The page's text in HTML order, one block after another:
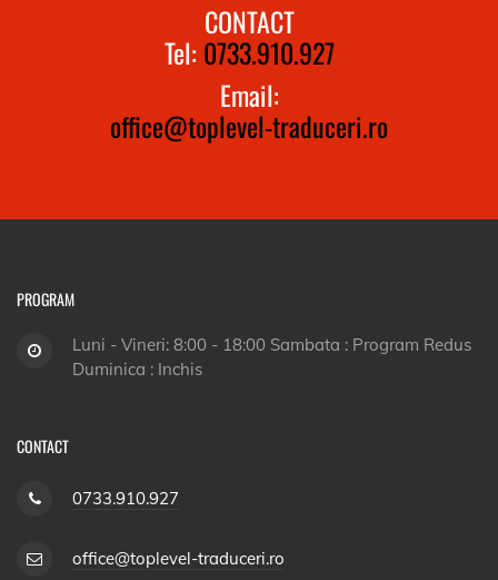
CONTACT
Tel: 0733.910.927
Email:
office@toplevel-traduceri.ro
PROGRAM
Luni - Vineri: 8:00 - 18:00 Sambata : Program Redus
Duminica : Inchis
CONTACT
0733.910.927
office@toplevel-traduceri.ro